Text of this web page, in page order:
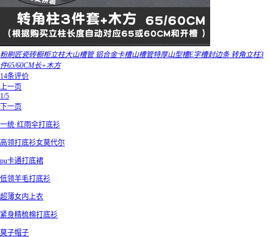
粉刷匠瓷砖橱柜立柱大山槽管 铝合金卡槽山槽管特厚山型槽E字槽封边条 转角立柱3
件65/60CM长+木方
14条评价
上一页
1/5
下一页
一统·红雨伞打底衫
高领打底衫女莫代尔
pu卡通打底裙
低领羊毛打底衫
超薄女内上衣
紧身精梳棉打底衫
莫子帽子